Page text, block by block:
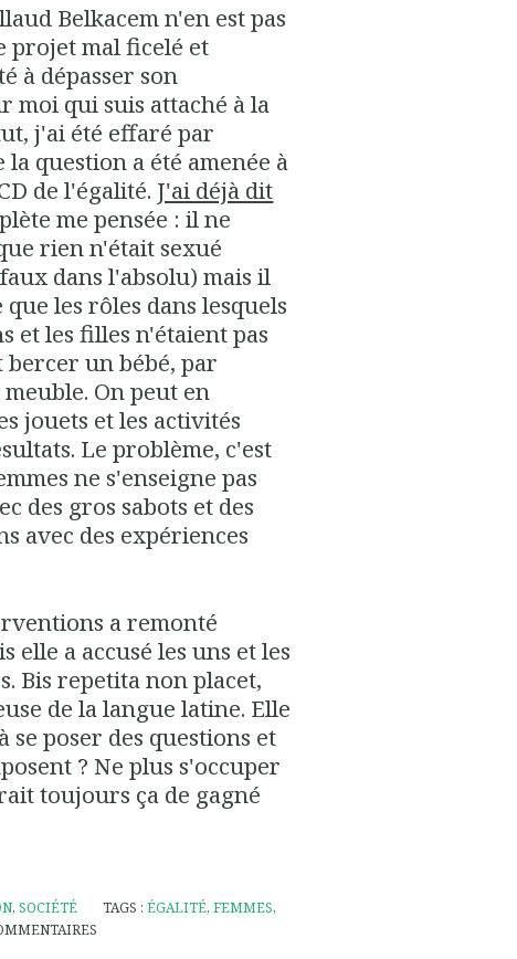
Belkacem n'en est pas
projet mal ficelé et
à dépasser son
moi qui suis attaché à la
j'ai été effaré par
question a été amenée à
de l'égalité. J'ai déjà dit
me pensée : il ne
rien n'était sexué
dans l'absolu) mais il
les rôles dans lesquels
et les filles n'étaient pas
un bébé, par
On peut en
jouets et les activités
Le problème, c'est
ne s'enseigne pas
des gros sabots et des
avec des expériences
a remonté
a accusé les uns et les
Bis repetita non placet,
de la langue latine. Elle
poser des questions et
? Ne plus s'occuper
toujours ça de gagné
, SOCIÉTÉ TAGS : ÉGALITÉ, FEMMES,